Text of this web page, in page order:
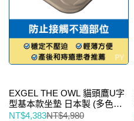
EXGEL THE OWL 貓頭鷹U字
型基本款坐墊 日本製 (多色可
選)
NT$4,383NT$4,980